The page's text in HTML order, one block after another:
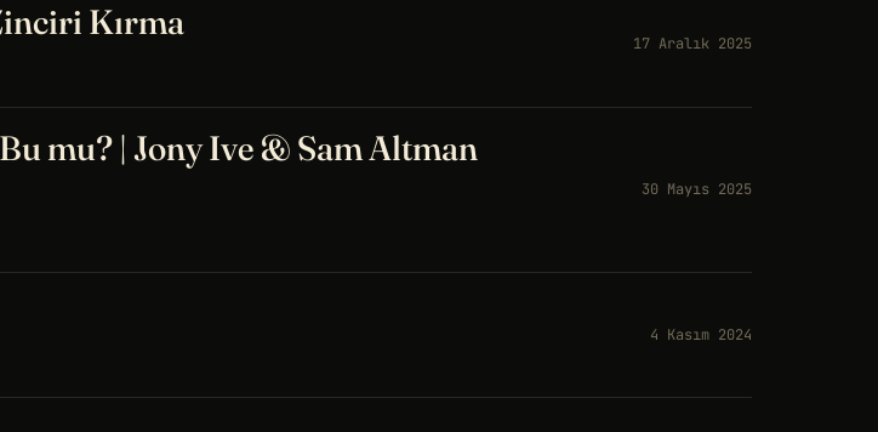
Kırma
17 Aralık 2025
mu? | Jony Ive & Sam Altman
30 Mayıs 2025
4 Kasım 2024